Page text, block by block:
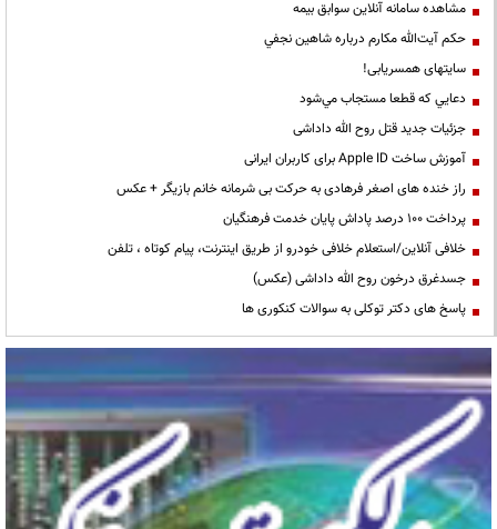
مشاهده سامانه آنلاين سوابق بیمه
حكم آيت‌الله مكارم درباره شاهين نجفي
سایتهای همسریابی!
دعايي كه قطعا مستجاب مي‌شود
جزئیات جدید قتل روح الله داداشی
آموزش ساخت Apple ID برای کاربران ایرانی
راز خنده های اصغر فرهادی به حرکت بی شرمانه خانم بازیگر + عکس
پرداخت ۱۰۰ درصد پاداش پایان خدمت فرهنگیان
خلافی آنلاین/استعلام خلافی خودرو از طریق اینترنت، پیام کوتاه ، تلفن
جسدغرق درخون روح الله داداشی (عکس)
پاسخ های دکتر توکلی به سوالات کنکوری ها